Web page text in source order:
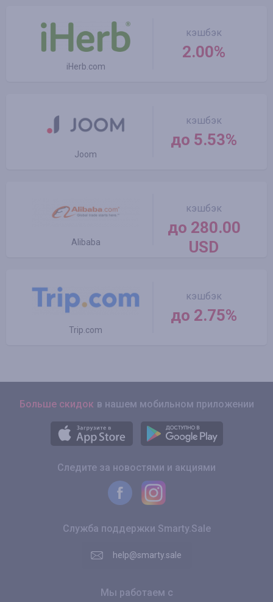
iHerb.com
кэшбэк
2.00%
Joom
кэшбэк
до 5.53%
Alibaba
кэшбэк
до 280.00
USD
Trip.com
кэшбэк
до 2.75%
Больше скидок в нашем мобильном приложении
Следите за новостями и акциями
Служба поддержки Smarty.Sale
help@smarty.sale
Мы работаем с